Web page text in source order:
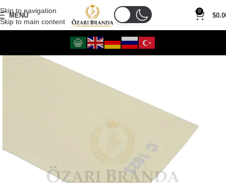
Skip to navigation
Skip to main content
MENÜ
0
$